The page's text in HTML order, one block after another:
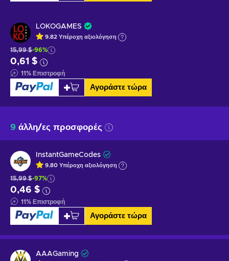
LOKOGAMES
9.82 Υπέροχη αξιολόγηση
15,99 $-96%
0,61 $
11% Επιστροφή
Αγοράστε τώρα
9 άλλη/ες προσφορές
InstantGameCodes
9.80 Υπέροχη αξιολόγηση
15,99 $-97%
0,46 $
11% Επιστροφή
Αγοράστε τώρα
AAAGaming